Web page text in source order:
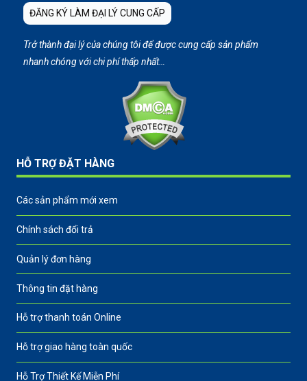
ĐĂNG KÝ LÀM ĐẠI LÝ CUNG CẤP
Trở thành đại lý của chúng tôi để được cung cấp sản phẩm
nhanh chóng với chi phí thấp nhất…
HỖ TRỢ ĐẶT HÀNG
Các sản phẩm mới xem
Chính sách đổi trả
Quản lý đơn hàng
Thông tin đặt hàng
Hỗ trợ thanh toán Online
Hỗ trợ giao hàng toàn quốc
Hỗ Trợ Thiết Kế Miễn Phí